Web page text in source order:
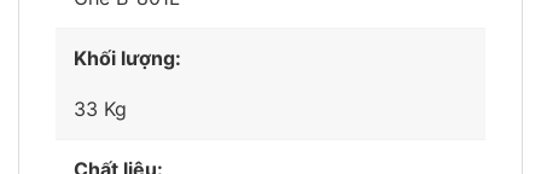
Khối lượng:
33 Kg
Chất liệu: